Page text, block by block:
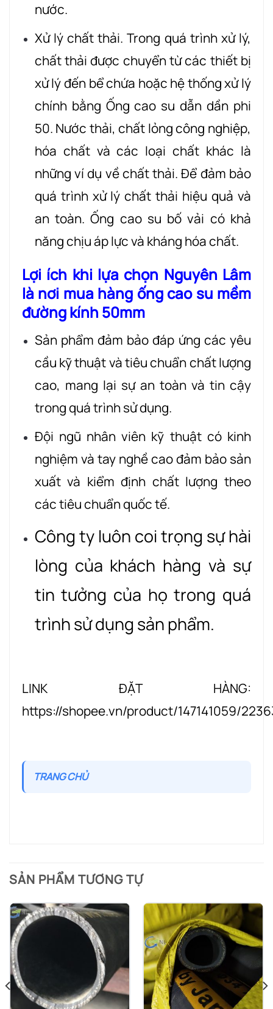
nước.
Xử lý chất thải. Trong quá trình xử lý,
chất thải được chuyển từ các thiết bị
xử lý đến bể chứa hoặc hệ thống xử lý
chính bằng Ống cao su dẫn dần phi
50. Nước thải, chất lỏng công nghiệp,
hóa chất và các loại chất khác là
những ví dụ về chất thải. Để đảm bảo
quá trình xử lý chất thải hiệu quả và
an toàn. Ống cao su bố vải có khả
năng chịu áp lực và kháng hóa chất.
Lợi ích khi lựa chọn Nguyên Lâm
là nơi mua hàng ống cao su mềm
đường kính 50mm
Sản phẩm đảm bảo đáp ứng các yêu
cầu kỹ thuật và tiêu chuẩn chất lượng
cao, mang lại sự an toàn và tin cậy
trong quá trình sử dụng.
Đội ngũ nhân viên kỹ thuật có kinh
nghiệm và tay nghề cao đảm bảo sản
xuất và kiểm định chất lượng theo
các tiêu chuẩn quốc tế.
Công ty luôn coi trọng sự hài
lòng của khách hàng và sự
tin tưởng của họ trong quá
trình sử dụng sản phẩm.
LINK ĐẶT HÀNG:
https://shopee.vn/product/147141059/
TRANG CHỦ
SẢN PHẨM TƯƠNG TỰ